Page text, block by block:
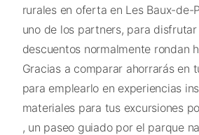
rurales en oferta en Les Baux-de-
uno de los partners, para
descuentos normalmente rondan
Gracias a comparar ahorrarás en
para emplearlo en experiencias
materiales para tus excursiones
, un paseo guiado por el parque